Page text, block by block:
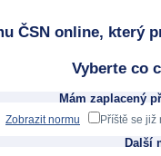
ČSN online, který
Vyberte co
Mám zaplacený
Zobrazit normu Příště se již
Další